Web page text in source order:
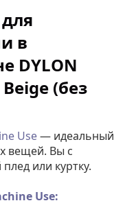
в
DYLON
(без
Use— идеальный
вещей. Вы с
или куртку.
Use: